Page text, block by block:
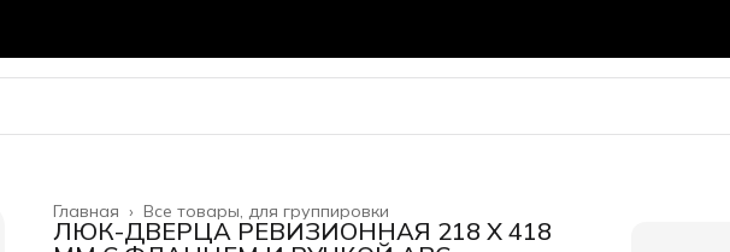
Все товары, для группировки
Главная ›
ЛЮК-ДВЕРЦА РЕВИЗИОННАЯ 218 Х 418